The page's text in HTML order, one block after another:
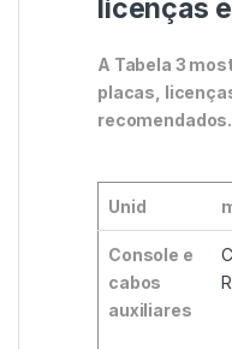
licenças
A Tabela 3
placas,
recomendados.
Unid
Console e
cabos
auxiliares